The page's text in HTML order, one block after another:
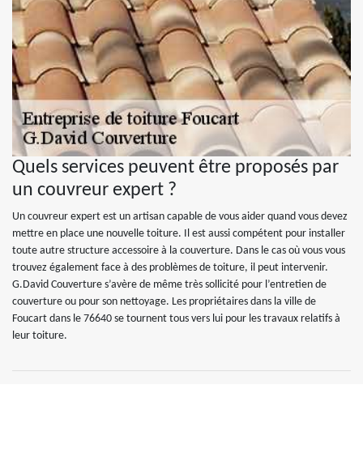
Quels services peuvent être proposés par
un couvreur expert ?
Un couvreur expert est un artisan capable de vous aider quand vous devez
mettre en place une nouvelle toiture. Il est aussi compétent pour installer
toute autre structure accessoire à la couverture. Dans le cas où vous vous
trouvez également face à des problèmes de toiture, il peut intervenir.
G.David Couverture s’avère de même très sollicité pour l’entretien de
couverture ou pour son nettoyage. Les propriétaires dans la ville de
Foucart dans le 76640 se tournent tous vers lui pour les travaux relatifs à
leur toiture.